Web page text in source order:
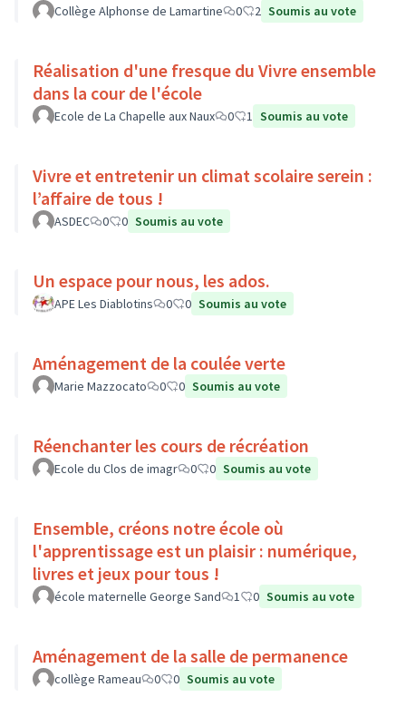
Collège Alphonse de Lamartine 0 2 Soumis au vote
Réalisation d'une fresque du Vivre ensemble
dans la cour de l'école
Ecole de La Chapelle aux Naux 0 1 Soumis au vote
Vivre et entretenir un climat scolaire serein :
l’affaire de tous !
ASDEC 0 0 Soumis au vote
Un espace pour nous, les ados.
APE Les Diablotins 0 0 Soumis au vote
Aménagement de la coulée verte
Marie Mazzocato 0 0 Soumis au vote
Réenchanter les cours de récréation
Ecole du Clos de imagr 0 0 Soumis au vote
Ensemble, créons notre école où
l'apprentissage est un plaisir : numérique,
livres et jeux pour tous !
école maternelle George Sand 1 0 Soumis au vote
Aménagement de la salle de permanence
collège Rameau 0 0 Soumis au vote